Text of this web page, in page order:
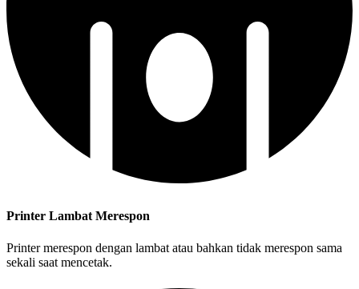
Printer Lambat Merespon
Printer merespon dengan lambat atau bahkan tidak merespon sama
sekali saat mencetak.